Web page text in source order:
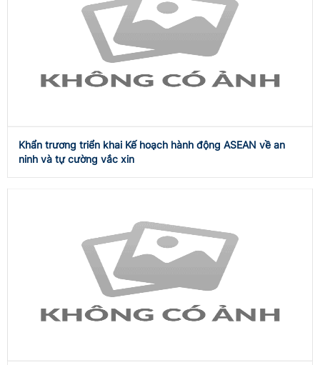
Khẩn trương triển khai Kế hoạch hành động ASEAN về an
ninh và tự cường vắc xin